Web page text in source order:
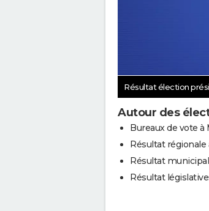
Résultat élection
Autour des
Bureaux de vote
Résultat
Résultat
Résultat